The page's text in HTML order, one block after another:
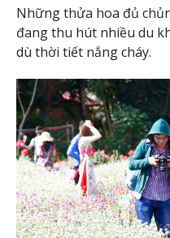
Những thửa hoa đủ
đang thu hút nhiều du
dù thời tiết nắng cháy.